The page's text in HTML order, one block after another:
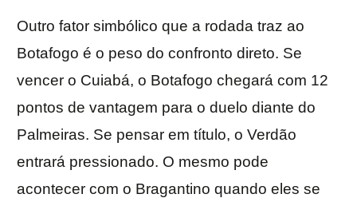
Outro fator simbólico que a rodada traz ao
Botafogo é o peso do confronto direto. Se
vencer o Cuiabá, o Botafogo chegará com 12
pontos de vantagem para o duelo diante do
Palmeiras. Se pensar em título, o Verdão
entrará pressionado. O mesmo pode
acontecer com o Bragantino quando eles se